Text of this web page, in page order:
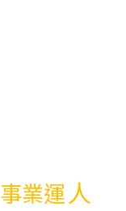
事業運人